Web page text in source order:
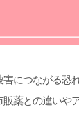
につながる恐
薬との違いや